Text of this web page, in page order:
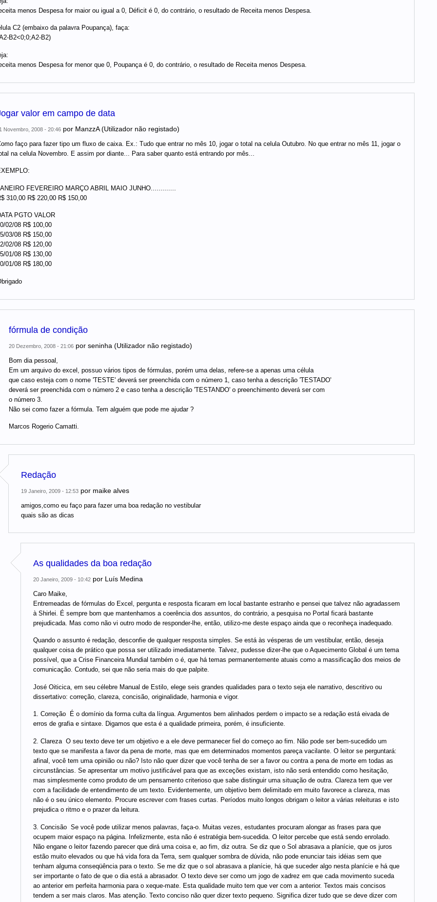
menos Despesa for maior ou igual a 0, Déficit é 0, do contrário, o resultado de Receita menos Despesa.
C2 (embaixo da palavra Poupança), faça:
B2<0;0;A2-B2)
menos Despesa for menor que 0, Poupança é 0, do contrário, o resultado de Receita menos Despesa.
valor em campo de data
Novembro, 2008 - 20:46por ManzzA (Utilizador não registado)
faço para fazer tipo um fluxo de caixa. Ex.: Tudo que entrar no mês 10, jogar o total na celula Outubro. No que entrar no mês 11, jogar o
na celula Novembro. E assim por diante... Para saber quanto está entrando por mês...
FEVEREIRO MARÇO ABRIL MAIO JUNHO.............
310,00 R$ 220,00 R$ 150,00
PGTO VALOR
02/08 R$ 100,00
03/08 R$ 150,00
02/08 R$ 120,00
01/08 R$ 130,00
01/08 R$ 180,00
fórmula de condição
20 Dezembro, 2008 - 21:06por seninha (Utilizador não registado)
Bom dia pessoal,
Em um arquivo do excel, possuo vários tipos de fórmulas, porém uma delas, refere-se a apenas uma célula
que caso esteja com o nome 'TESTE' deverá ser preenchida com o número 1, caso tenha a descrição 'TESTADO'
deverá ser preenchida com o número 2 e caso tenha a descrição 'TESTANDO' o preenchimento deverá ser com
o número 3.
Não sei como fazer a fórmula. Tem alguém que pode me ajudar ?
Marcos Rogerio Camatti.
Redação
19 Janeiro, 2009 - 12:53por maike alves
amigos,como eu faço para fazer uma boa redação no vestibular
quais são as dicas
As qualidades da boa redação
20 Janeiro, 2009 - 10:42por Luís Medina
Caro Maike,
Entremeadas de fórmulas do Excel, pergunta e resposta ficaram em local bastante estranho e pensei que talvez não agradassem
à Shirlei. É sempre bom que mantenhamos a coerência dos assuntos, do contrário, a pesquisa no Portal ficará bastante
prejudicada. Mas como não vi outro modo de responder-lhe, então, utilizo-me deste espaço ainda que o reconheça inadequado.
Quando o assunto é redação, desconfie de qualquer resposta simples. Se está às vésperas de um vestibular, então, deseja
qualquer coisa de prático que possa ser utilizado imediatamente. Talvez, pudesse dizer-lhe que o Aquecimento Global é um tema
possível, que a Crise Financeira Mundial também o é, que há temas permanentemente atuais como a massificação dos meios de
comunicação. Contudo, sei que não seria mais do que palpite.
José Oiticica, em seu célebre Manual de Estilo, elege seis grandes qualidades para o texto seja ele narrativo, descritivo ou
dissertativo: correção, clareza, concisão, originalidade, harmonia e vigor.
1. Correção  É o domínio da forma culta da língua. Argumentos bem alinhados perdem o impacto se a redação está eivada de
erros de grafia e sintaxe. Digamos que esta é a qualidade primeira, porém, é insuficiente.
2. Clareza  O seu texto deve ter um objetivo e a ele deve permanecer fiel do começo ao fim. Não pode ser bem-sucedido um
texto que se manifesta a favor da pena de morte, mas que em determinados momentos pareça vacilante. O leitor se perguntará:
afinal, você tem uma opinião ou não? Isto não quer dizer que você tenha de ser a favor ou contra a pena de morte em todas as
circunstâncias. Se apresentar um motivo justificável para que as exceções existam, isto não será entendido como hesitação,
mas simplesmente como produto de um pensamento criterioso que sabe distinguir uma situação de outra. Clareza tem que ver
com a facilidade de entendimento de um texto. Evidentemente, um objetivo bem delimitado em muito favorece a clareza, mas
não é o seu único elemento. Procure escrever com frases curtas. Períodos muito longos obrigam o leitor a várias releituras e isto
prejudica o ritmo e o prazer da leitura.
3. Concisão  Se você pode utilizar menos palavras, faça-o. Muitas vezes, estudantes procuram alongar as frases para que
ocupem maior espaço na página. Infelizmente, esta não é estratégia bem-sucedida. O leitor percebe que está sendo enrolado.
Não engane o leitor fazendo parecer que dirá uma coisa e, ao fim, diz outra. Se diz que o Sol abrasava a planície, que os juros
estão muito elevados ou que há vida fora da Terra, sem qualquer sombra de dúvida, não pode enunciar tais idéias sem que
tenham alguma conseqüência para o texto. Se me diz que o sol abrasava a planície, há que suceder algo nesta planície e há que
ser importante o fato de que o dia está a abrasador. O texto deve ser como um jogo de xadrez em que cada movimento suceda
ao anterior em perfeita harmonia para o xeque-mate. Esta qualidade muito tem que ver com a anterior. Textos mais concisos
tendem a ser mais claros. Mas atenção. Texto conciso não quer dizer texto pequeno. Significa dizer tudo que se deve dizer com